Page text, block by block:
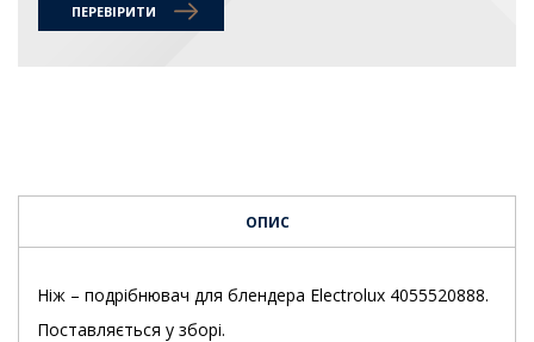
ПЕРЕВІРИТИ
ОПИС
Ніж – подрібнювач для блендера Electrolux 4055520888.
Поставляється у зборі.